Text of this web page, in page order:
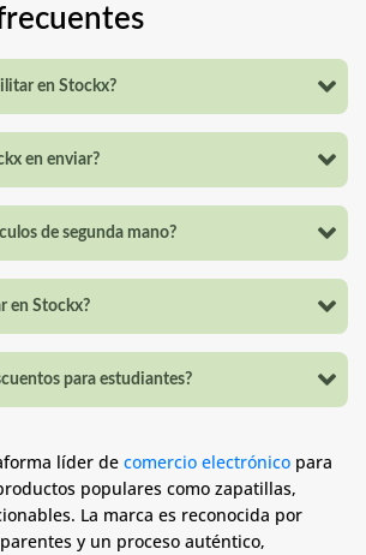
en Stockx?
en enviar?
de segunda mano?
en Stockx?
para estudiantes?
líder de comercio electrónico para
populares como zapatillas,
La marca es reconocida por
y un proceso auténtico,